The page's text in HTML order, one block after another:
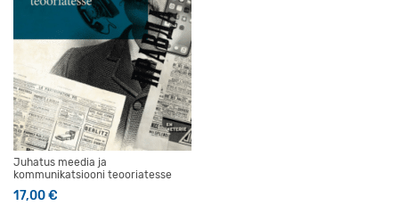
Juhatus meedia ja
kommunikatsiooni teooriatesse
17,00€